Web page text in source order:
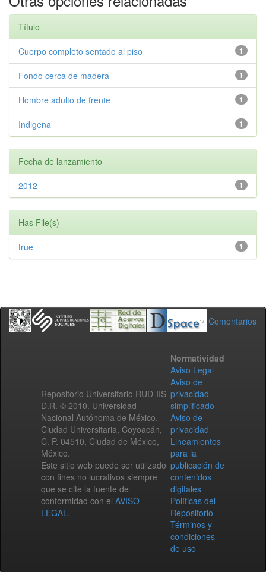
Título
1
Cuerpo completo sentado al piso
1
Fondo cerca de madera
1
Hombre adulto de frente
1
Indigena
Fecha de lanzamiento
1
2012
Has File(s)
1
true
Comentarios
Repositorio Universitario RUD-IIS
D.R. © 2010. Universidad
Nacional Autónoma de México.
Ciudad Universitaria, Coyoacán,
C. P. 04510, Ciudad de México,
México.
Este sitio web puede ser utilizado
con fines no lucrativos siempre
que se cite la fuente de
conformidad con el AVISO
LEGAL.
Normatividad
Aviso Legal
Aviso de
privacidad
simplificado
Aviso de
privacidad
Lineamientos
para la
publicación de
contenidos
digitales
Políticas del
Repositorio
Términos y
condiciones
de uso